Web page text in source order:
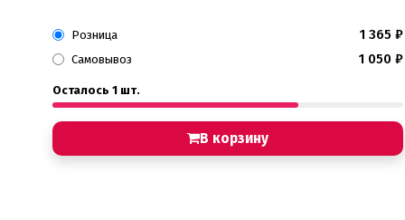
Розница 1 365 ₽
Самовывоз 1 050 ₽
Осталось 1 шт.
В корзину